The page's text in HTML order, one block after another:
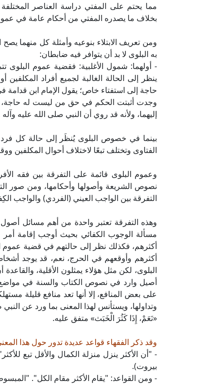
مما يحتم على المفتي دراسة العناصر
بخلاف ما يصدره المفتي من أحكام عامة في
ومن تعريف الابتلاء بنوعيه وأمثلة كل منهما
به البلوى لا بد أن يتوافر فيه ضابطان:
- أولهما: شمول الأغلبية: فقضية عموم
ينظر إلى الحالة الغالبة لجميع أفراد
وجدت أثبتت الحكم في حق من ليست له حاجة،
إليهما، ولأنه قد روي أن النبي صلى الله
بينما في خصوص البلوى يُنظَر إلى حالة كل فرد
الفتاوى وتختلف تبعًا لاختلاف أحوال المكلفين
وعموم البلوى قائمة على التفرقة بين فقه
نصوص الشريعة وأصولها وأحكامها، ومن صور
التفرقة بين الواجب العيني (الفردي) والواجب
وهذه التفرقة تعتبر واحدة من أهم مسائل أصول
مسألة الوجوب الكفائي بحيث أوجب إقامة
أكثرهم، فكذلك نظر إلى حالتهم في قضية
أكثرهم وأوقعهم في الحرج، نعم، قد يوجد
البلوى، لكن مثل هؤلاء يمثلون الأقلية،
أصيل وارد في نصوص الكتاب والسنة في
على بعض المنافع، إلا أنها تعد منافع قليلة
وتداولها، ويستأنس لهذا المعنى بما ورد عن
«نَعَمْ، إِذَا كَثُرَ الْخَبَث» متفق عليه.
وقد ذكر الفقهاء قواعد عديدة تدور حول هذا
بيروت).
- ومن القواعد: "يقام الأكثر مقام الكل". "المبسوط"